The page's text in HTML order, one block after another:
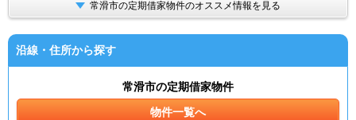
常滑市の定期借家物件のオススメ情報を見る
沿線・住所から探す
常滑市の定期借家物件
物件一覧へ